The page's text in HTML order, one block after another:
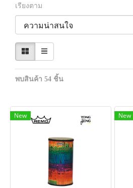
เรียงตาม
พบสินค้า 54 ชิ้น
New New